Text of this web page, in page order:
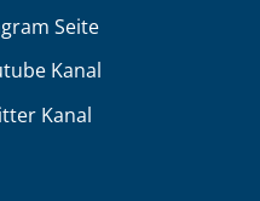
Seite
Kanal
Kanal